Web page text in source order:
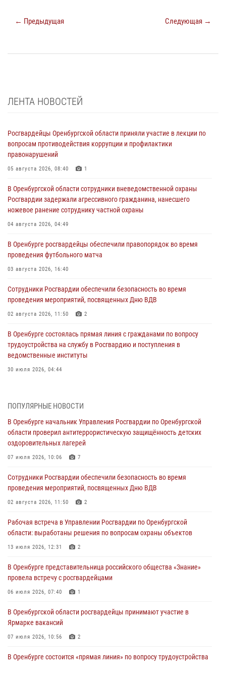
← Предыдущая Следующая →
ЛЕНТА НОВОСТЕЙ
Росгвардейцы Оренбургской области приняли участие в лекции по
вопросам противодействия коррупции и профилактики
правонарушений
05 августа 2026, 08:40 1
В Оренбургской области сотрудники вневедомственной охраны
Росгвардии задержали агрессивного гражданина, нанесшего
ножевое ранение сотруднику частной охраны
04 августа 2026, 04:49
В Оренбурге росгвардейцы обеспечили правопорядок во время
проведения футбольного матча
03 августа 2026, 16:40
Сотрудники Росгвардии обеспечили безопасность во время
проведения мероприятий, посвященных Дню ВДВ
02 августа 2026, 11:50 2
В Оренбурге состоялась прямая линия с гражданами по вопросу
трудоустройства на службу в Росгвардию и поступления в
ведомственные институты
30 июля 2026, 04:44
28 июля 2026, 09:41 1
Росгвардейцы обеспечили правопорядок на праздновании Дня
ВМФ в Оренбурге
27 июля 2026, 14:36 2
жизненной ситуации (ВИДЕО)
26 июля 2026, 14:45
образовательных учреждений к новому учебному году
24 июля 2026, 12:25
проведён рейд по строительным объектам
23 июля 2026, 10:47
ПОПУЛЯРНЫЕ НОВОСТИ
В Оренбурге начальник Управления Росгвардии по Оренбургской
области проверил антитеррористическую защищённость детских
оздоровительных лагерей
07 июля 2026, 10:06 7
Сотрудники Росгвардии обеспечили безопасность во время
проведения мероприятий, посвященных Дню ВДВ
02 августа 2026, 11:50 2
Рабочая встреча в Управлении Росгвардии по Оренбургской
области: выработаны решения по вопросам охраны объектов
13 июля 2026, 12:31 2
В Оренбурге представительница российского общества «Знание»
провела встречу с росгвардейцами
06 июля 2026, 07:40 1
В Оренбургской области росгвардейцы принимают участие в
Ярмарке вакансий
07 июля 2026, 10:56 2
В Оренбурге состоится «прямая линия» по вопросу трудоустройства